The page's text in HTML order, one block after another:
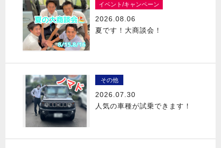
イベント/キャンペーン
2026.08.06
夏です！大商談会！
その他
2026.07.30
人気の車種が試乗できます！